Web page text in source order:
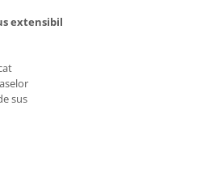
extensibil
sus